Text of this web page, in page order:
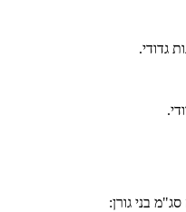
גדודי.
בני גורן: